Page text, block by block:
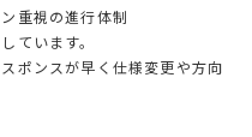
重視の進行体制
ています。
ポンスが早く仕様変更や方向